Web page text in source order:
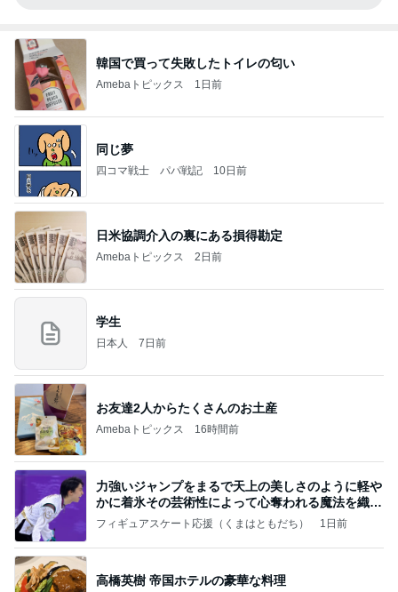
韓国で買って失敗したトイレの匂い
Amebaトピックス 1日前
同じ夢
四コマ戦士 パパ戦記 10日前
日米協調介入の裏にある損得勘定
Amebaトピックス 2日前
学生
日本人 7日前
お友達2人からたくさんのお土産
Amebaトピックス 16時間前
力強いジャンプをまるで天上の美しさのように軽や
かに着氷その芸術性によって心奪われる魔法を織り
なす
フィギュアスケート応援（くまはともだち） 1日前
高橋英樹 帝国ホテルの豪華な料理